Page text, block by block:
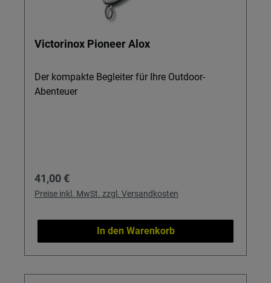
Victorinox Pioneer Alox
Der kompakte Begleiter für Ihre Outdoor-
Abenteuer
Regulärer Preis:
41,00 €
Preise inkl. MwSt. zzgl. Versandkosten
In den Warenkorb